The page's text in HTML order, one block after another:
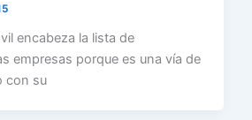
encabeza la lista de
empresas porque es una vía de
con su